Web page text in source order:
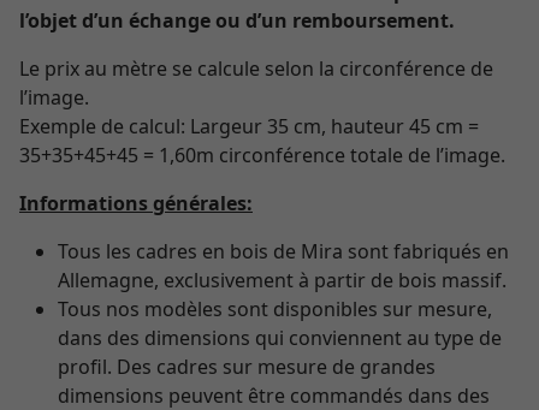
l’objet d’un échange ou d’un remboursement.
Le prix au mètre se calcule selon la circonférence de
l’image.
Exemple de calcul: Largeur 35 cm, hauteur 45 cm =
35+35+45+45 = 1,60m circonférence totale de l’image.
Informations générales:
Tous les cadres en bois de Mira sont fabriqués en
Allemagne, exclusivement à partir de bois massif.
Tous nos modèles sont disponibles sur mesure,
dans des dimensions qui conviennent au type de
profil. Des cadres sur mesure de grandes
dimensions peuvent être commandés dans des